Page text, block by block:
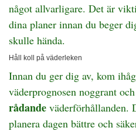
något allvarligare. Det är
dina planer innan du beger
skulle hända.
Håll koll på väderleken
Innan du ger dig av, kom
väderprognosen noggrant
rådande väderförhållanden.
planera dagen bättre och